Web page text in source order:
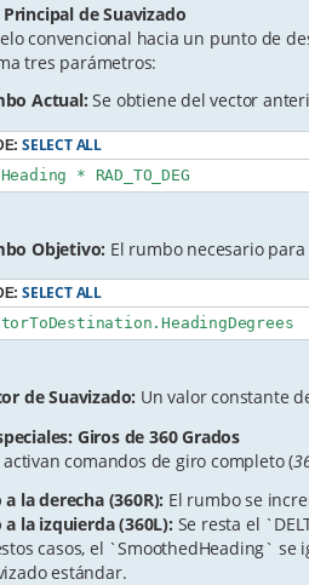
de Suavizado
convencional hacia un punto de
tres parámetros:
Actual: Se obtiene del vector
SELECT ALL
* RAD_TO_DEG
Objetivo: El rumbo necesario
SELECT ALL
de Suavizado: Un valor constante
Giros de 360 Grados
activan comandos de giro completo (
a la derecha (360R): El rumbo se
a la izquierda (360L): Se resta el
casos, el `SmoothedHeading`
estándar.